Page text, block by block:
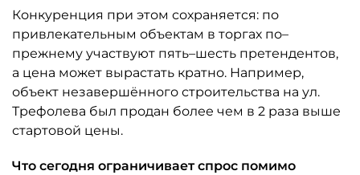
Конкуренция при этом сохраняется: по
привлекательным объектам в торгах по–
прежнему участвуют пять–шесть претендентов,
а цена может вырастать кратно. Например,
объект незавершённого строительства на ул.
Трефолева был продан более чем в 2 раза выше
стартовой цены.
Что сегодня ограничивает спрос помимо